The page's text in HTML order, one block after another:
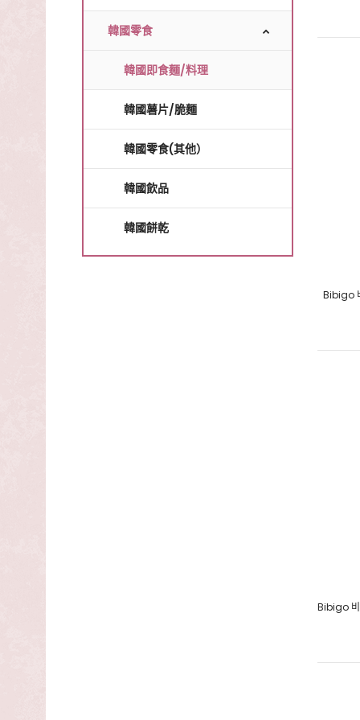
韓國零食
韓國即食麵/料理
韓國薯片/脆麵
韓國零食(其他）
韓國飲品
韓國餅乾
Bibigo